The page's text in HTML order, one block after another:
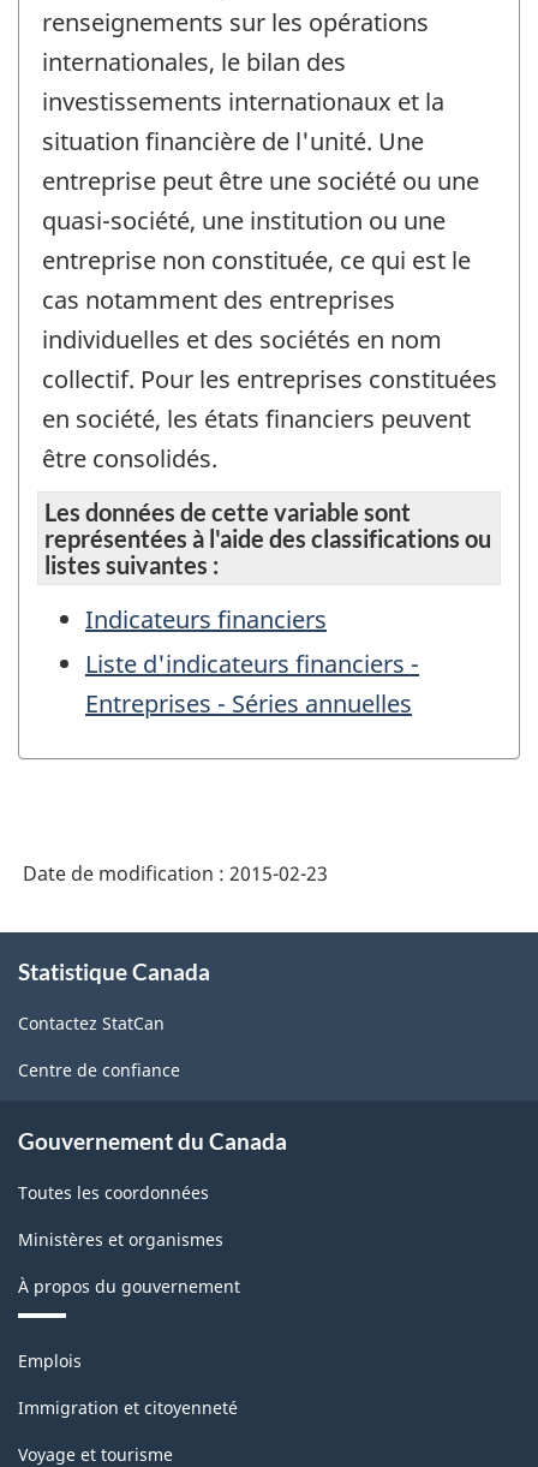
renseignements sur les opérations
internationales, le bilan des
investissements internationaux et la
situation financière de l'unité. Une
entreprise peut être une société ou une
quasi-société, une institution ou une
entreprise non constituée, ce qui est le
cas notamment des entreprises
individuelles et des sociétés en nom
collectif. Pour les entreprises constituées
en société, les états financiers peuvent
être consolidés.
Les données de cette variable sont
représentées à l'aide des classifications ou
listes suivantes :
Indicateurs financiers
Liste d'indicateurs financiers -
Entreprises - Séries annuelles
Date de modification : 2015-02-23
propos
ce
site
Statistique Canada
Contactez StatCan
Centre de confiance
Gouvernement du Canada
Toutes les coordonnées
Ministères et organismes
À propos du gouvernement
Thèmes
sujets
Emplois
Immigration et citoyenneté
Voyage et tourisme